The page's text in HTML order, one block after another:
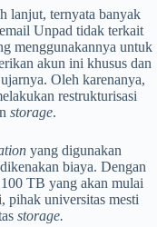
lanjut, ternyata banyak
Unpad tidak terkait
menggunakannya untuk
akun ini khusus dan
Oleh karenanya,
restrukturisasi
storage.
yang digunakan
biaya. Dengan
TB yang akan mulai
pihak universitas mesti
storage.